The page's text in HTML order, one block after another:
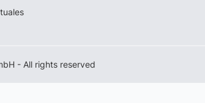
- All rights reserved